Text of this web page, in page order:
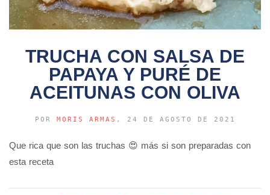
TRUCHA CON SALSA DE
PAPAYA Y PURÉ DE
ACEITUNAS CON OLIVA
POR MORIS ARMAS , 24 DE AGOSTO DE 2021
Que rica que son las truchas 😍 más si son preparadas con
esta receta